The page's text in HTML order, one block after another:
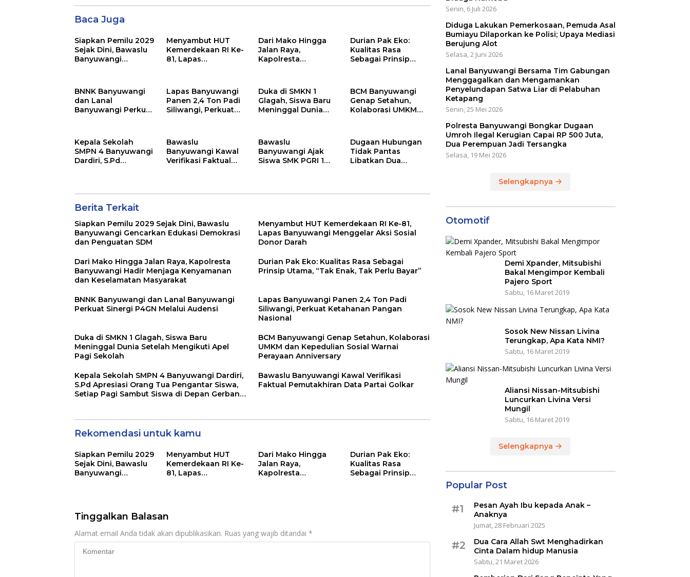
Baca Juga
Siapkan Pemilu 2029
Sejak Dini, Bawaslu
Banyuwangi
Penguatan SDM
Menyambut HUT
Kemerdekaan RI Ke-
81, Lapas
Sosial Donor Darah
Dari Mako Hingga
Jalan Raya,
Kapolresta
Kenyamanan dan
Keselamatan
Masyarakat
Durian Pak Eko:
Kualitas Rasa
Sebagai Prinsip
BNNK Banyuwangi
dan Lanal
Banyuwangi Perkuat
Lapas Banyuwangi
Panen 2,4 Ton Padi
Siliwangi, Perkuat
Duka di SMKN 1
Glagah, Siswa Baru
Meninggal Dunia
BCM Banyuwangi
Genap Setahun,
Kolaborasi UMKM
Perayaan
Anniversary
Kepala Sekolah
SMPN 4 Banyuwangi
Dardiri, S.Pd
Siswa di Depan
Gerbang Sekolah
Bawaslu
Banyuwangi Kawal
Verifikasi Faktual
Bawaslu
Banyuwangi Ajak
Siswa SMK PGRI 1
Dugaan Hubungan
Tidak Pantas
Libatkan Dua
Klarifikasi
Berita Terkait
Siapkan Pemilu 2029 Sejak Dini, Bawaslu
Banyuwangi Gencarkan Edukasi Demokrasi
dan Penguatan SDM
Menyambut HUT Kemerdekaan RI Ke-81,
Lapas Banyuwangi Menggelar Aksi Sosial
Donor Darah
Dari Mako Hingga Jalan Raya, Kapolresta
Banyuwangi Hadir Menjaga Kenyamanan
dan Keselamatan Masyarakat
Durian Pak Eko: Kualitas Rasa Sebagai
Prinsip Utama, “Tak Enak, Tak Perlu Bayar”
BNNK Banyuwangi dan Lanal Banyuwangi
Perkuat Sinergi P4GN Melalui Audensi
Lapas Banyuwangi Panen 2,4 Ton Padi
Siliwangi, Perkuat Ketahanan Pangan
Nasional
Duka di SMKN 1 Glagah, Siswa Baru
Meninggal Dunia Setelah Mengikuti Apel
Pagi Sekolah
BCM Banyuwangi Genap Setahun, Kolaborasi
UMKM dan Kepedulian Sosial Warnai
Perayaan Anniversary
Kepala Sekolah SMPN 4 Banyuwangi Dardiri,
S.Pd Apresiasi Orang Tua Pengantar Siswa,
Setiap Pagi Sambut Siswa di Depan Gerbang
Bawaslu Banyuwangi Kawal Verifikasi
Faktual Pemutakhiran Data Partai Golkar
Rekomendasi untuk kamu
Siapkan Pemilu 2029
Sejak Dini, Bawaslu
Banyuwangi
Menyambut HUT
Kemerdekaan RI Ke-
81, Lapas
Dari Mako Hingga
Jalan Raya,
Kapolresta
Durian Pak Eko:
Kualitas Rasa
Sebagai Prinsip
Tinggalkan Balasan
Alamat email Anda tidak akan dipublikasikan. Ruas yang wajib ditandai *
Senin, 6 Juli 2026
Diduga Lakukan Pemerkosaan, Pemuda Asal
Bumiayu Dilaporkan ke Polisi; Upaya Mediasi
Berujung Alot
Selasa, 2 Juni 2026
Lanal Banyuwangi Bersama Tim Gabungan
Menggagalkan dan Mengamankan
Penyelundapan Satwa Liar di Pelabuhan
Ketapang
Senin, 25 Mei 2026
Polresta Banyuwangi Bongkar Dugaan
Umroh Ilegal Kerugian Capai RP 500 Juta,
Dua Perempuan Jadi Tersangka
Selasa, 19 Mei 2026
Selengkapnya
Otomotif
Demi Xpander, Mitsubishi
Bakal Mengimpor Kembali
Pajero Sport
Sabtu, 16 Maret 2019
Sosok New Nissan Livina
Terungkap, Apa Kata NMI?
Sabtu, 16 Maret 2019
Aliansi Nissan-Mitsubishi
Luncurkan Livina Versi
Mungil
Sabtu, 16 Maret 2019
Selengkapnya
Popular Post
#1
Pesan Ayah Ibu kepada Anak –
Anaknya
Jumat, 28 Februari 2025
#2
Dua Cara Allah Swt Menghadirkan
Cinta Dalam hidup Manusia
Sabtu, 21 Maret 2026